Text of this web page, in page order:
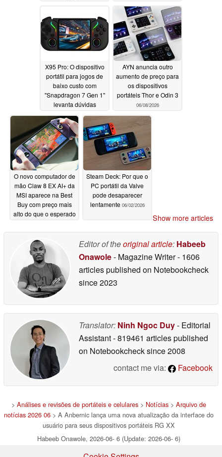
X95 Pro: O dispositivo
portátil para jogos de
baixo custo com
"Snapdragon 7 Gen 1"
levanta dúvidas
06/09/2026
AYN anuncia outro
aumento de preço para
os dispositivos
portáteis Thor e Odin 3
06/08/2026
O novo computador de
mão Claw 8 EX AI+ da
MSI aparece na Best
Buy com preço mais
alto do que o esperado
Steam Deck: Por que o
PC portátil da Valve
pode desaparecer
lentamente 06/02/2026
Show more articles
Editor of theoriginal article: Habeeb
Onawole- Magazine Writer- 1606
articles published on Notebookcheck
since 2023
Translator: Ninh Ngoc Duy- Editorial
Assistant- 819461 articles published
on Notebookchecksince 2008
contact me via:
Facebook
> Análises e revisões de portáteis e celulares> Notícias> Arquivo de
notícias 2026 06> A Anbernic lança uma nova atualização da interface do
usuário para seus dispositivos portáteis RG XX
Habeeb Onawole, 2026-06- 6 (Update: 2026-06- 6)